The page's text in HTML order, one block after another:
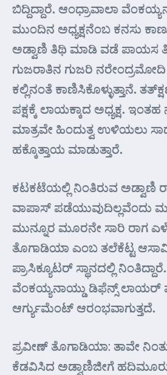
ಬಿದ್ದಿದ್ದಾರೆ. ಆಂಧ್ರಾವಾಲಾ
ಮುಂದಿನ ಅಧ್ಯಕ್ಷನೆಂಬ ಕನಸು
ಅಡ್ವಾಣಿ ತಿಥಿ ಮಾಡಿ ವಡೆ ಪಾಯಸ
ಗುಜರಾತಿನ ಗುಜರಿ
ಕಲ್ಲಿನಂತೆ ಕಾಣಿಸಿಕೊಳ್ಳುತ್ತಾನೆ.
ಪಕ್ಷಕ್ಕೆ ಲಾಯಕ್ಕಾದ ಅಧ್ಯಕ್ಷ.
ಮಾತ್ರವೇ ಹಿಂದುತ್ವ ಉಳಿಯಲು
ಹಕ್ಕೊತ್ತಾಯ ಮಾಡುತ್ತಾರೆ.
ಕಟಕಟೆಯಲ್ಲಿ ನಿಂತಿರುವ ಅಡ್ವಾಣಿ
ವಾಪಾಸ್ ಪಡೆಯುವುದಿಲ್ಲವೆಂದು
ಮುನ್ನೂರ ಮೂರನೇ ಸಾರಿ ರಾಗ
ತೊಗಾಡಿಯಾ ಎಂಬ ತಲೆಕೆಟ್ಟ
ಪ್ರಾಸಿಕ್ಯೂಟರ್‍ ಸ್ಥಾನದಲ್ಲಿ
ವೆಂಕಯ್ಯನಾಯ್ಡು ಡಿಫೆನ್ಸ್ ಲಾಯರ್‍
ಆರ್ಗ್ಯುಮೆಂಟ್ ಆರಂಭವಾಗುತ್ತದೆ.
ಪ್ರವೀಣ್ ತೊಗಾಡಿಯಾ: ತಾವೇ
ಕೆಡವಿಸಿದ ಅಡ್ವಾಣಿಜೀಗೆ